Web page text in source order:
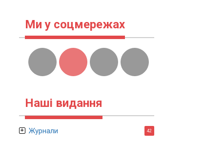
Ми у соцмережах
Наші видання
Журнали 42